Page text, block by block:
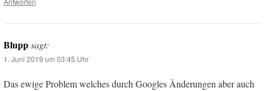
Bluppsagt:
1. Juni 2019 um 03:45 Uhr
Das ewige Problem welches durch Googles Änderungen aber auch